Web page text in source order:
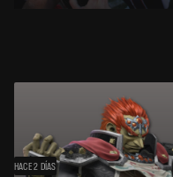
HACE 2 DÍAS